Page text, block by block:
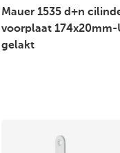
Mauer 1535 d+n
voorplaat 174x20mm-
gelakt